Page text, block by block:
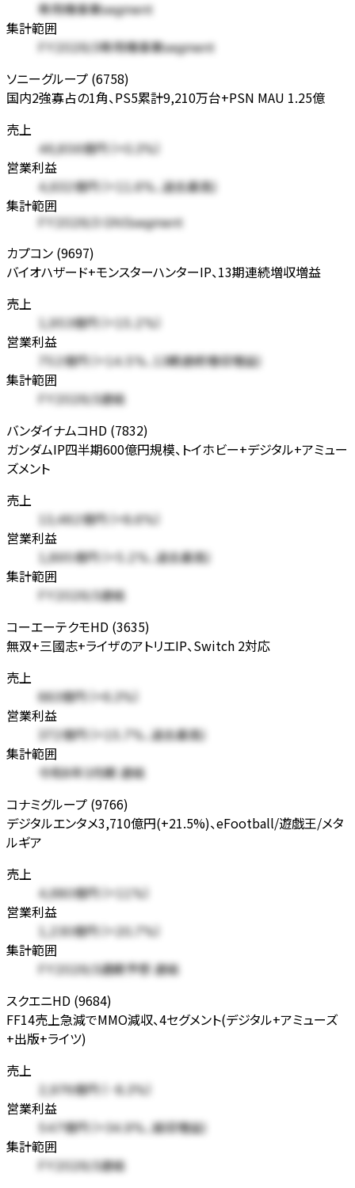
専用機事業segment
集計範囲
FY2026/3専用機事業segment
ソニーグループ (6758)
国内2強寡占の1角、PS5累計9,210万台+PSN MAU 1.25億
売上
46,856億円 (+0.3%)
営業利益
4,632億円 (+11.6%、過去最高)
集計範囲
FY2026/3 GNSsegment
カプコン (9697)
バイオハザード+モンスターハンターIP、13期連続増収増益
売上
1,953億円 (+15.2%)
営業利益
752億円 (+14.5%、13期連続増収増益)
集計範囲
FY2026/3連結
バンダイナムコHD (7832)
ガンダムIP四半期600億円規模、トイホビー+デジタル+アミュー
ズメント
売上
13,482億円 (+8.6%)
営業利益
1,895億円 (+5.2%、過去最高)
集計範囲
FY2026/3連結
コーエーテクモHD (3635)
無双+三國志+ライザのアトリエIP、Switch 2対応
売上
883億円 (+6.3%)
営業利益
372億円 (+15.7%、過去最高)
集計範囲
令和8年3月期 連結
コナミグループ (9766)
デジタルエンタメ3,710億円(+21.5%)、eFootball/遊戯王/メタ
ルギア
売上
4,680億円 (+11%)
営業利益
1,230億円 (+20.7%)
集計範囲
FY2026/3通期予想 連結
スクエニHD (9684)
FF14売上急減でMMO減収、4セグメント(デジタル+アミューズ
+出版+ライツ)
売上
2,976億円 (-8.3%)
営業利益
547億円 (+34.9%、減収増益)
集計範囲
FY2026/3連結